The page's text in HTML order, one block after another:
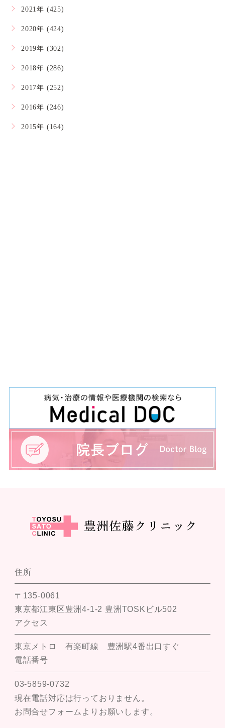
2021年 (425)
2020年 (424)
2019年 (302)
2018年 (286)
2017年 (252)
2016年 (246)
2015年 (164)
住所
〒135-0061
東京都江東区豊洲4-1-2 豊洲TOSKビル502
アクセス
東京メトロ 有楽町線 豊洲駅4番出口すぐ
電話番号
03-5859-0732
現在電話対応は行っておりません。
お問合せフォームよりお願いします。